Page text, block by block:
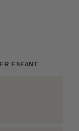
ENFANT